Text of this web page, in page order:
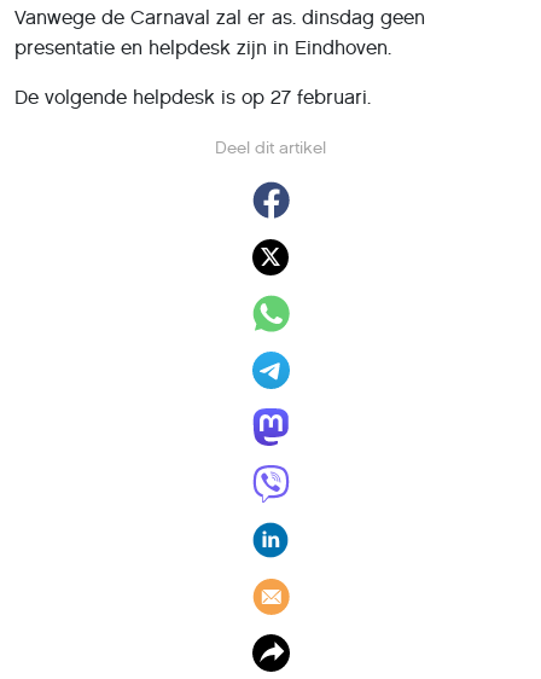
Deel dit artikel
Vanwege de Carnaval zal er as. dinsdag geen
presentatie en helpdesk zijn in Eindhoven.
De volgende helpdesk is op 27 februari.